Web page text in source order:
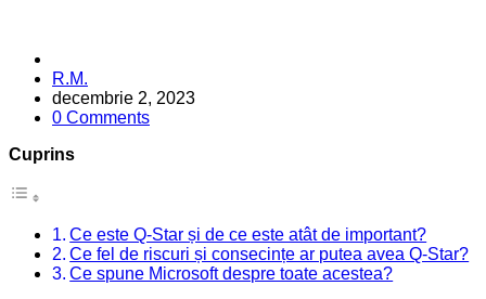
Posted
by
R.M.
decembrie 2, 2023
0 Comments
Cuprins
Ce este Q-Star și de ce este atât de important?
Ce fel de riscuri și consecințe ar putea avea Q-Star?
Ce spune Microsoft despre toate acestea?